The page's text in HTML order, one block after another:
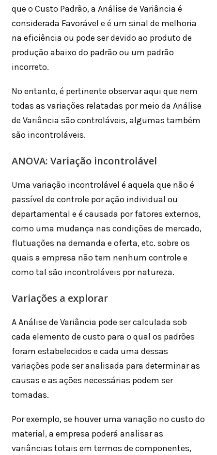
que o Custo Padrão, a Análise de Variância é
considerada Favorável e é um sinal de melhoria
na eficiência ou pode ser devido ao produto de
produção abaixo do padrão ou um padrão
incorreto.
No entanto, é pertinente observar aqui que nem
todas as variações relatadas por meio da Análise
de Variância são controláveis, algumas também
são incontroláveis.
ANOVA: Variação incontrolável
Uma variação incontrolável é aquela que não é
passível de controle por ação individual ou
departamental e é causada por fatores externos,
como uma mudança nas condições de mercado,
flutuações na demanda e oferta, etc. sobre os
quais a empresa não tem nenhum controle e
como tal são incontroláveis ​​por natureza.
Variações a explorar
A Análise de Variância pode ser calculada sob
cada elemento de custo para o qual os padrões
foram estabelecidos e cada uma dessas
variações pode ser analisada para determinar as
causas e as ações necessárias podem ser
tomadas.
Por exemplo, se houver uma variação no custo do
material, a empresa poderá analisar as
variâncias totais em termos de componentes,